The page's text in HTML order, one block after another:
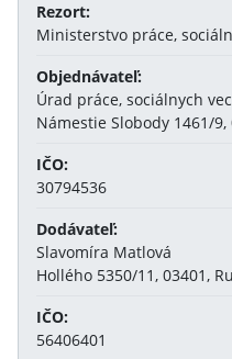
Rezort:
Ministerstvo práce,
Objednávateľ:
Úrad práce, sociálnych
Námestie Slobody 1461/
IČO:
30794536
Dodávateľ:
Slavomíra Matlová
Hollého 5350/11, 03401,
IČO:
56406401